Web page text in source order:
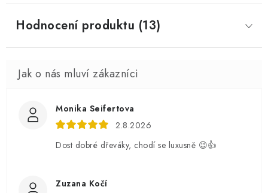
Hodnocení produktu (13)
Monika Seifertova
2.8.2026
Dost dobré dřeváky, chodí se luxusně 😉👍
Zuzana Kočí